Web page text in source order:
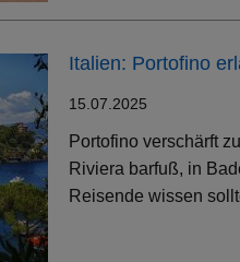
Italien: Portofino
15.07.2025
Portofino verschärft
Riviera barfuß, in
Reisende wissen